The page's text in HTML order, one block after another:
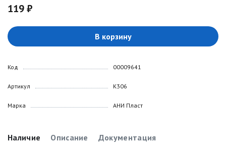
119 ₽
В корзину
Код
Артикул
Марка
00009641
K306
АНИ Пласт
Наличие Описание Документация